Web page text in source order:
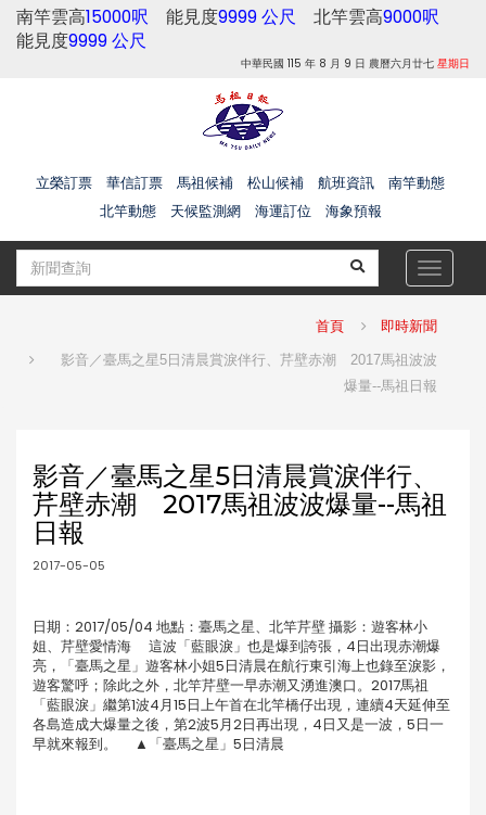
南竿雲高15000呎 能見度9999 公尺 北竿雲高9000呎
能見度9999 公尺
中華民國 115 年 8 月 9 日 農曆六月廿七 星期日
立榮訂票 華信訂票 馬祖候補 松山候補 航班資訊
南竿動態
北竿動態
天候監測網 海運訂位 海象預報
Toggle
首頁 即時新聞
影音／臺馬之星5日清晨賞淚伴行、芹壁赤潮 2017馬祖波波
爆量--馬祖日報
影音／臺馬之星5日清晨賞淚伴行、
芹壁赤潮 2017馬祖波波爆量--馬祖
日報
2017-05-05
日期：2017/05/04 地點：臺馬之星、北竿芹壁 攝影：遊客林小
姐、芹壁愛情海 這波「藍眼淚」也是爆到誇張，4日出現赤潮爆
亮，「臺馬之星」遊客林小姐5日清晨在航行東引海上也錄至淚影，
遊客驚呼；除此之外，北竿芹壁一早赤潮又湧進澳口。2017馬祖
「藍眼淚」繼第1波4月15日上午首在北竿橋仔出現，連續4天延伸至
各島造成大爆量之後，第2波5月2日再出現，4日又是一波，5日一
早就來報到。 ▲「臺馬之星」5日清晨